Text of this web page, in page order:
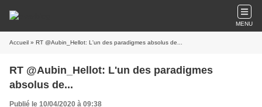
MENU
Accueil » RT @Aubin_Hellot: L'un des paradigmes absolus de...
RT @Aubin_Hellot: L'un des paradigmes
absolus de...
Publié le 10/04/2020 à 09:38